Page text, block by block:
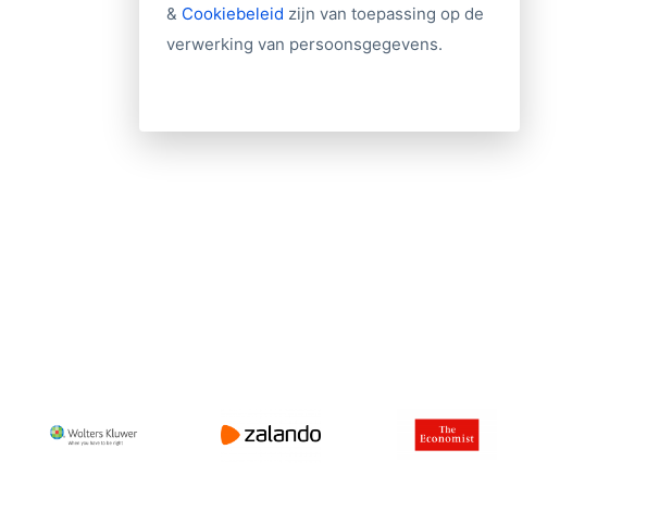
& Cookiebeleid zijn van toepassing op de
verwerking van persoonsgegevens.